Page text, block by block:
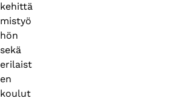
kehittä
mistyö
hön
sekä
erilaist
en
koulut